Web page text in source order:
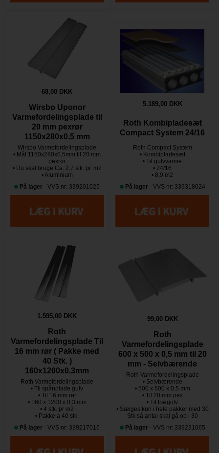
68,00 DKK
Wirsbo Uponor
Varmefordelingsplade til
20 mm pexrør
1150x280x0,5 mm
Wirsbo Varmefordelingsplade
• Mål:1150x280x0,5mm til 20 mm
pexrør
• Du skal bruge Ca. 2,7 stk. pr. m2
• Aluminium
På lager - VVS nr: 339201025
5.189,00 DKK
Roth Kombipladesæt
Compact System 24/16
Roth Compact System
• Kombipladesæt
• Til gulvvarme
• 24/16
• 8,9 m2
På lager - VVS nr: 339318024
1.595,00 DKK
Roth
Varmefordelingsplade Til
16 mm rør ( Pakke med
40 Stk. )
160x1200x0,3mm
Roth Varmefordelingsplade
• Til spånplade gulv
• Til 16 mm rør
• 160 x 1200 x 0,3 mm
• 4 stk. pr m2
• Pakke a 40 stk.
På lager - VVS nr: 339217016
99,00 DKK
Roth
Varmefordelingsplade
600 x 500 x 0,5 mm til 20
mm - Selvbærende
Roth Varmefordelingsplade
• Selvbærende
• 500 x 600 x 0,5 mm
• Til 20 mm pex
• Til trægulv
• Sælges kun i hele pakker med 30
Stk så antal skal gå op i 30
På lager - VVS nr: 339231065